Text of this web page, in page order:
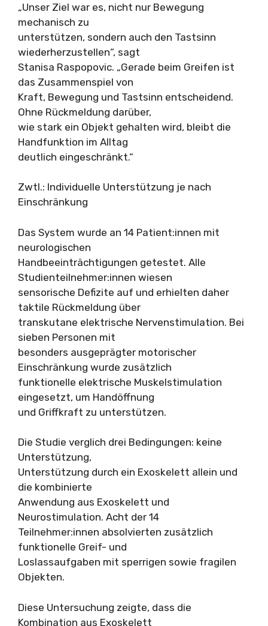
„Unser Ziel war es, nicht nur Bewegung
mechanisch zu
unterstützen, sondern auch den Tastsinn
wiederherzustellen“, sagt
Stanisa Raspopovic. „Gerade beim Greifen ist
das Zusammenspiel von
Kraft, Bewegung und Tastsinn entscheidend.
Ohne Rückmeldung darüber,
wie stark ein Objekt gehalten wird, bleibt die
Handfunktion im Alltag
deutlich eingeschränkt.“
Zwtl.: Individuelle Unterstützung je nach
Einschränkung
Das System wurde an 14 Patient:innen mit
neurologischen
Handbeeinträchtigungen getestet. Alle
Studienteilnehmer:innen wiesen
sensorische Defizite auf und erhielten daher
taktile Rückmeldung über
transkutane elektrische Nervenstimulation. Bei
sieben Personen mit
besonders ausgeprägter motorischer
Einschränkung wurde zusätzlich
funktionelle elektrische Muskelstimulation
eingesetzt, um Handöffnung
und Griffkraft zu unterstützen.
Die Studie verglich drei Bedingungen: keine
Unterstützung,
Unterstützung durch ein Exoskelett allein und
die kombinierte
Anwendung aus Exoskelett und
Neurostimulation. Acht der 14
Teilnehmer:innen absolvierten zusätzlich
funktionelle Greif- und
Loslassaufgaben mit sperrigen sowie fragilen
Objekten.
Diese Untersuchung zeigte, dass die
Kombination aus Exoskelett